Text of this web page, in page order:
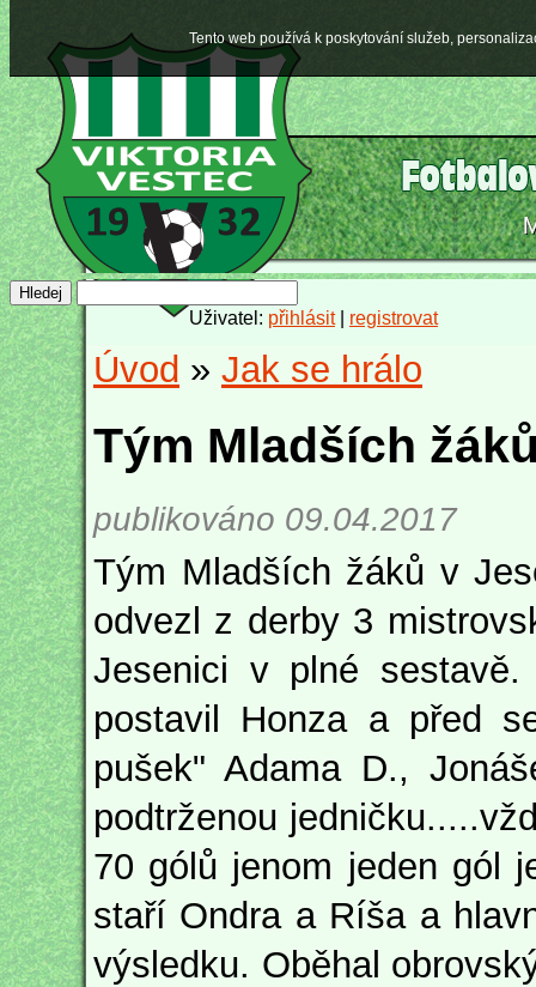
Uživatel: přihlásit| registrovat
Úvod » Jak se hrálo
Tým Mladších
publikováno 09.04.2017
Tým Mladších žáků v
odvezl z derby 3
Jesenici v plné
postavil Honza a před
pušek" Adama D.,
podtrženou
70 gólů jenom jeden gól
staří Ondra a Ríša a
výsledku. Oběhal
Tento web používá k poskytování služeb,